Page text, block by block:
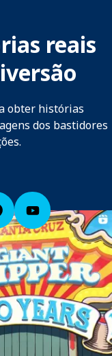
reais
obter histórias
dos bastidores